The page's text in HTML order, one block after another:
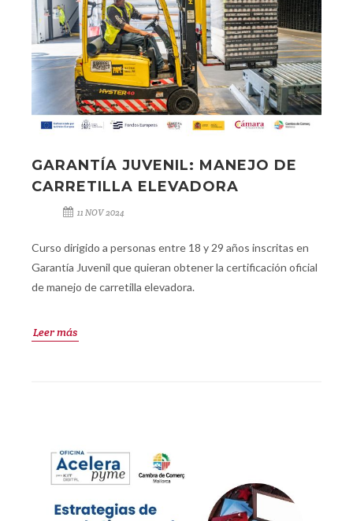
GARANTÍA JUVENIL: MANEJO DE
CARRETILLA ELEVADORA
11 NOV 2024
Curso dirigido a personas entre 18 y 29 años inscritas en
Garantía Juvenil que quieran obtener la certificación oficial
de manejo de carretilla elevadora.
Leer más